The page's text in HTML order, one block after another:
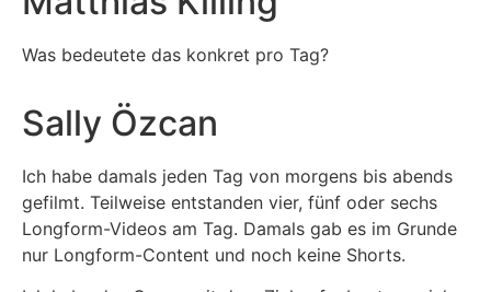
Was bedeutete das konkret pro Tag?
Sally Özcan
Ich habe damals jeden Tag von morgens bis abends
gefilmt. Teilweise entstanden vier, fünf oder sechs
Longform-Videos am Tag. Damals gab es im Grunde
nur Longform-Content und noch keine Shorts.